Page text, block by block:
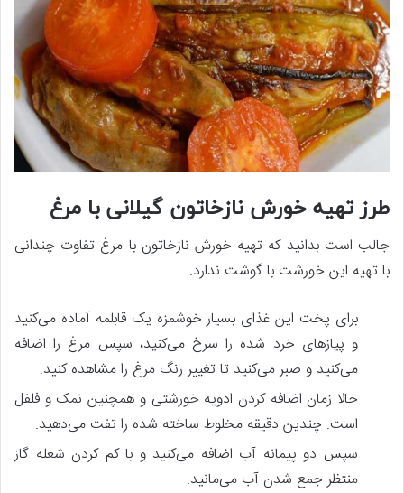
طرز تهیه خورش نازخاتون گیلانی با مرغ
جالب است بدانید که تهیه خورش نازخاتون با مرغ تفاوت چندانی
با تهیه این خورشت با گوشت ندارد.
برای پخت این غذای بسیار خوشمزه یک قابلمه آماده می‌کنید
و پیازهای خرد شده را سرخ می‌کنید، سپس مرغ را اضافه
می‌کنید و صبر می‌کنید تا تغییر رنگ مرغ را مشاهده کنید.
حالا زمان اضافه کردن ادویه خورشتی و همچنین نمک و فلفل
است. چندین دقیقه مخلوط ساخته شده را تفت می‌دهید.
سپس دو پیمانه آب اضافه می‌کنید و با کم کردن شعله گاز
منتظر جمع شدن آب می‌مانید.